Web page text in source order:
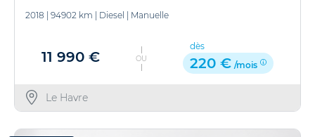
2018 94902 km Diesel Manuelle
11 990 € OU
dès
220 € /mois
Le Havre